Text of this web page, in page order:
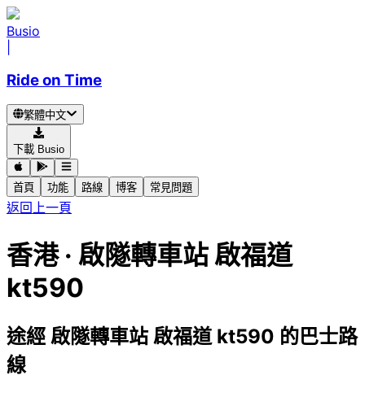
Busio
Ride on Time
繁體中文
下載 Busio
首頁 功能 路線 博客 常見問題
返回上一頁
香港 · 啟隧轉車站 啟福道
kt590
途經 啟隧轉車站 啟福道 kt590 的巴士路
線